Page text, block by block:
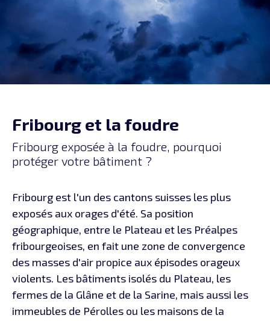
Fribourg et la foudre
Fribourg exposée à la foudre, pourquoi
protéger votre bâtiment ?
Fribourg est l'un des cantons suisses les plus
exposés aux orages d'été. Sa position
géographique, entre le Plateau et les Préalpes
fribourgeoises, en fait une zone de convergence
des masses d'air propice aux épisodes orageux
violents. Les bâtiments isolés du Plateau, les
fermes de la Glâne et de la Sarine, mais aussi les
immeubles de Pérolles ou les maisons de la